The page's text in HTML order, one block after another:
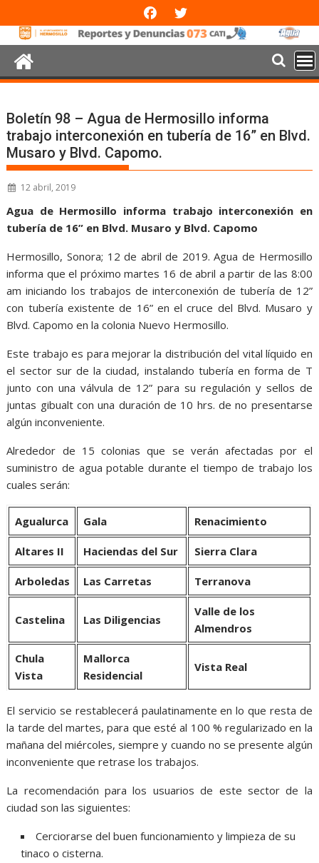
Boletín 98 – Agua de Hermosillo informa
trabajo interconexión en tubería de 16” en Blvd.
Musaro y Blvd. Capomo .
12 abril, 2019
Agua de Hermosillo informa trabajo interconexión en
tubería de 16” en Blvd. Musaro y Blvd. Capomo
Hermosillo, Sonora; 12 de abril de 2019. Agua de Hermosillo
informa que el próximo martes 16 de abril a partir de las 8:00
am iniciando los trabajos de interconexión de tubería de 12”
con tubería existente de 16” en el cruce del Blvd. Musaro y
Blvd. Capomo en la colonia Nuevo Hermosillo.
Este trabajo es para mejorar la distribución del vital líquido en
el sector sur de la ciudad, instalando tubería en forma de T
junto con una válvula de 12” para su regulación y sellos de
juntas gibualt con una duración de 10 hrs. de no presentarse
algún inconveniente.
Alrededor de 15 colonias que se verán afectadas por el
suministro de agua potable durante el tiempo de trabajo los
cuales serán:
Agualurca Gala Renacimiento
Altares II Haciendas del Sur Sierra Clara
Arboledas Las Carretas Terranova
Castelina Las Diligencias
Valle de los
Almendros
Chula
Vista
Mallorca
Residencial
Vista Real
El servicio se restablecerá paulatinamente en lo que resta de
la tarde del martes, para que esté al 100 % regularizado en la
mañana del miércoles, siempre y cuando no se presente algún
inconveniente que retrase los trabajos.
La recomendación para los usuarios de este sector de la
ciudad son las siguientes:
Cerciorarse del buen funcionamiento y limpieza de su
tinaco o cisterna.